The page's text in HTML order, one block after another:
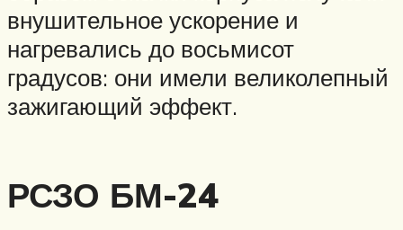
внушительное ускорение и
нагревались до восьмисот
градусов: они имели великолепный
зажигающий эффект.
РСЗО БМ-24